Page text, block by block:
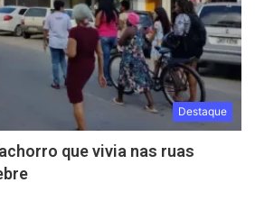
Destaque
que vivia nas ruas